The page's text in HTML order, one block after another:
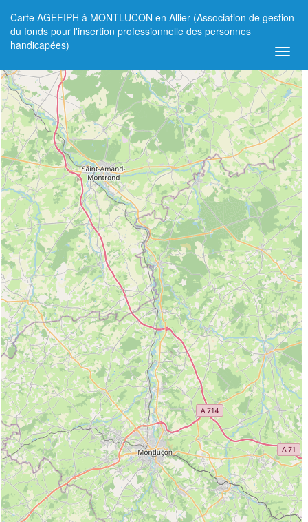
Carte AGEFIPH à MONTLUCON en Allier (Association de gestion
du fonds pour l'insertion professionnelle des personnes
handicapées)
+
−